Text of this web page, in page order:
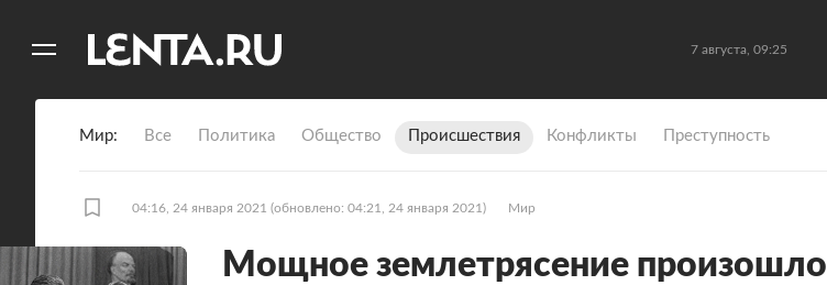
7 августа, 09:25
Мир Все Политика Общество Происшествия Конфликты Преступность
04:16, 24 января 2021 (обновлено: 04:21, 24 января 2021) Мир
Мощное землетрясение произошло